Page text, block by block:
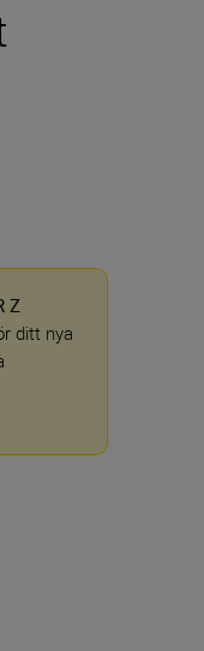
Z
ditt nya